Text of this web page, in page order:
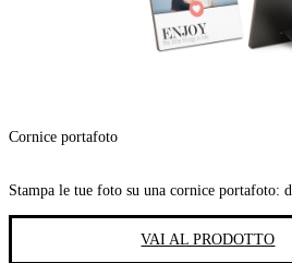
Cornice portafoto
Stampa le tue foto su una cornice portafoto:
VAI AL PRODOTTO